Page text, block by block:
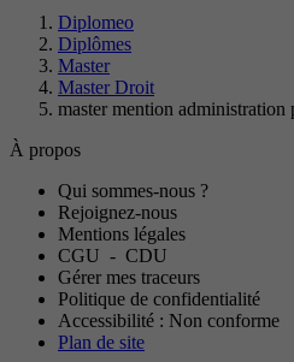
Diplomeo
Diplômes
Master
Master Droit
master mention administration
À propos
Qui sommes-nous ?
Rejoignez-nous
Mentions légales
CGU - CDU
Gérer mes traceurs
Politique de confidentialité
Accessibilité : Non conforme
Plan de site